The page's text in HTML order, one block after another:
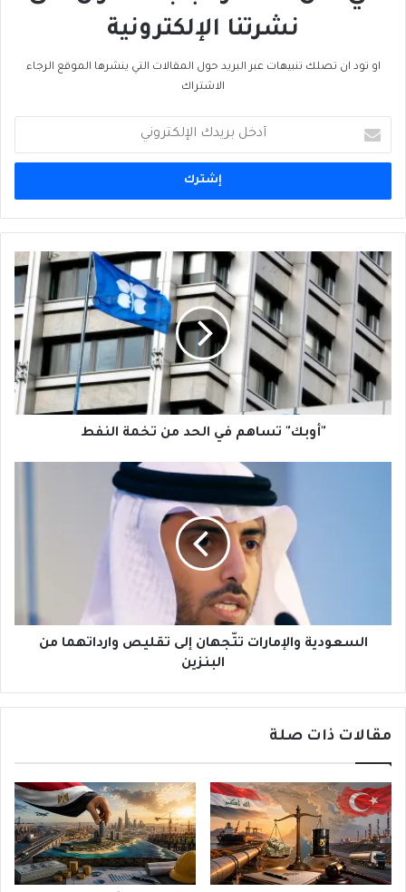
نشرتنا الإلكترونية
او تود ان تصلك تنبيهات عبر البريد حول المقالات التي ينشرها الموقع الرجاء
الاشتراك
بريدك
الإلكتروني
"أوبك"
تساهم
في
الحد
من
تخمة
النفط
"أوبك" تساهم في الحد من تخمة النفط
السعودية والإمارات تتّجهان إلى تقليص وارداتهما من
البنزين
مقالات ذات صلة